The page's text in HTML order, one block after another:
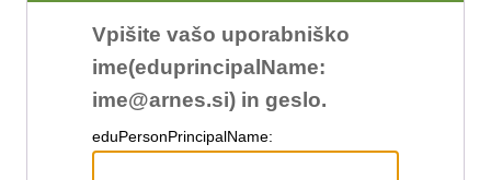
Vpišite vašo uporabniško
ime(eduprincipalName:
ime@arnes.si) in geslo.
eduPersonPrincipalName: